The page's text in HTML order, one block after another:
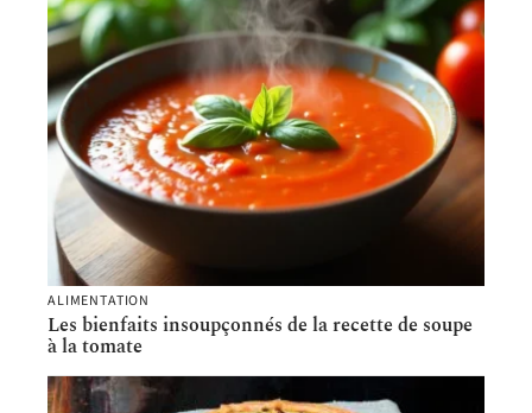
ALIMENTATION
Les bienfaits insoupçonnés de la recette de soupe
à la tomate